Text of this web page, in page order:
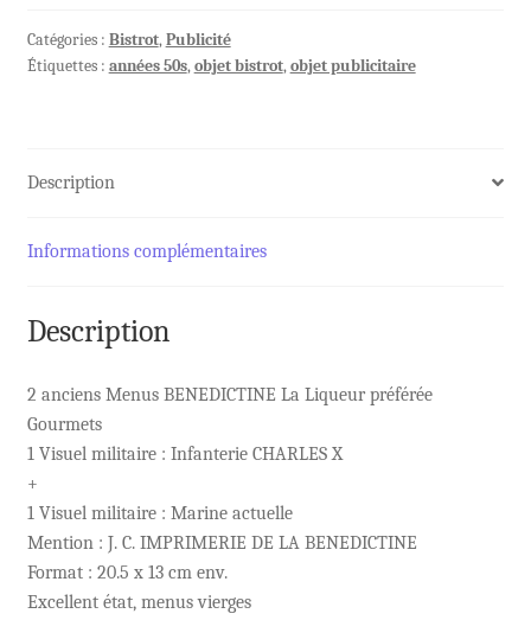
MENUS
vierges
Catégories : Bistrot,Publicité
Étiquettes : années 50s,objet bistrot,objet publicitaire
Description
Informations complémentaires
Description
2 anciens Menus BENEDICTINE La Liqueur préférée
Gourmets
1 Visuel militaire : Infanterie CHARLES X
+
1 Visuel militaire : Marine actuelle
Mention : J. C. IMPRIMERIE DE LA BENEDICTINE
Format : 20.5 x 13 cm env.
Excellent état, menus vierges